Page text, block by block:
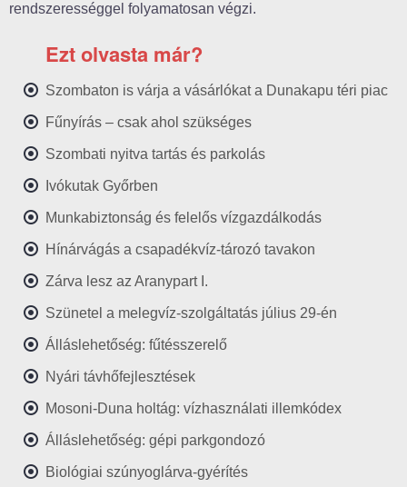
rendszerességgel folyamatosan végzi.
Ezt olvasta már?
Szombaton is várja a vásárlókat a Dunakapu téri piac
Fűnyírás – csak ahol szükséges
Szombati nyitva tartás és parkolás
Ivókutak Győrben
Munkabiztonság és felelős vízgazdálkodás
Hínárvágás a csapadékvíz-tározó tavakon
Zárva lesz az Aranypart I.
Szünetel a melegvíz-szolgáltatás július 29-én
Álláslehetőség: fűtésszerelő
Nyári távhőfejlesztések
Mosoni-Duna holtág: vízhasználati illemkódex
Álláslehetőség: gépi parkgondozó
Biológiai szúnyoglárva-gyérítés